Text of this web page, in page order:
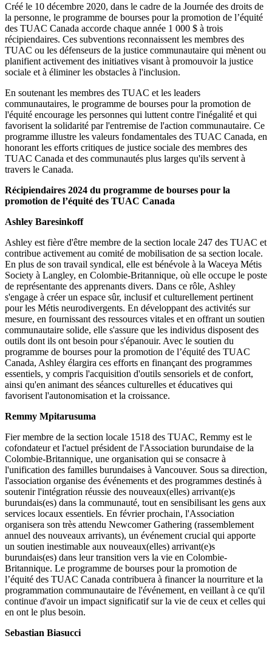
Créé le 10 décembre 2020, dans le cadre de la Journée des droits de
la personne, le programme de bourses pour la promotion de l’équité
des TUAC Canada accorde chaque année 1 000 $ à trois
récipiendaires. Ces subventions reconnaissent les membres des
TUAC ou les défenseurs de la justice communautaire qui mènent ou
planifient activement des initiatives visant à promouvoir la justice
sociale et à éliminer les obstacles à l'inclusion.
En soutenant les membres des TUAC et les leaders
communautaires, le programme de bourses pour la promotion de
l'équité encourage les personnes qui luttent contre l'inégalité et qui
favorisent la solidarité par l'entremise de l'action communautaire. Ce
programme illustre les valeurs fondamentales des TUAC Canada, en
honorant les efforts critiques de justice sociale des membres des
TUAC Canada et des communautés plus larges qu'ils servent à
travers le Canada.
Récipiendaires 2024 du programme de bourses pour la
promotion de l’équité des TUAC Canada
Ashley Baresinkoff
Ashley est fière d'être membre de la section locale 247 des TUAC et
contribue activement au comité de mobilisation de sa section locale.
En plus de son travail syndical, elle est bénévole à la Waceya Métis
Society à Langley, en Colombie-Britannique, où elle occupe le poste
de représentante des apprenants divers. Dans ce rôle, Ashley
s'engage à créer un espace sûr, inclusif et culturellement pertinent
pour les Métis neurodivergents. En développant des activités sur
mesure, en fournissant des ressources vitales et en offrant un soutien
communautaire solide, elle s'assure que les individus disposent des
outils dont ils ont besoin pour s'épanouir. Avec le soutien du
programme de bourses pour la promotion de l’équité des TUAC
Canada, Ashley élargira ces efforts en finançant des programmes
essentiels, y compris l'acquisition d'outils sensoriels et de confort,
ainsi qu'en animant des séances culturelles et éducatives qui
favorisent l'autonomisation et la croissance.
Remmy Mpitarusuma
Fier membre de la section locale 1518 des TUAC, Remmy est le
cofondateur et l'actuel président de l'Association burundaise de la
Colombie-Britannique, une organisation qui se consacre à
l'unification des familles burundaises à Vancouver. Sous sa direction,
l'association organise des événements et des programmes destinés à
soutenir l'intégration réussie des nouveaux(elles) arrivant(e)s
burundais(es) dans la communauté, tout en sensibilisant les gens aux
services locaux essentiels. En février prochain, l'Association
organisera son très attendu Newcomer Gathering (rassemblement
annuel des nouveaux arrivants), un événement crucial qui apporte
un soutien inestimable aux nouveaux(elles) arrivant(e)s
burundais(es) dans leur transition vers la vie en Colombie-
Britannique. Le programme de bourses pour la promotion de
l’équité des TUAC Canada contribuera à financer la nourriture et la
programmation communautaire de l'événement, en veillant à ce qu'il
continue d'avoir un impact significatif sur la vie de ceux et celles qui
en ont le plus besoin.
Sebastian Biasucci